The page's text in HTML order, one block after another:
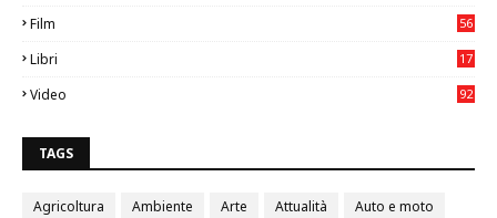
Film
56
Libri
17
Video
92
TAGS
Agricoltura Ambiente Arte Attualità
Auto e moto